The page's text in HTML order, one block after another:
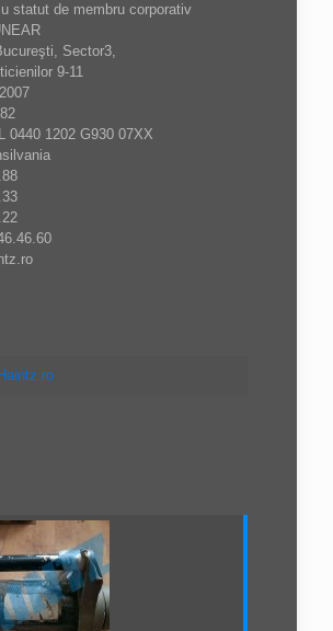
statut de membru corporativ
Sector3,
9-11
0440 1202 G930 07XX